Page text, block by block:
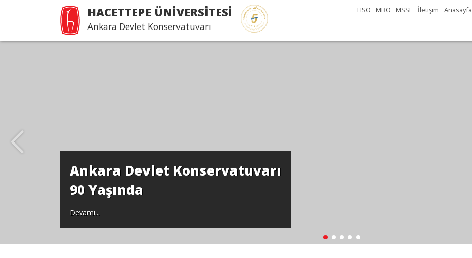
HACETTEPE ÜNİVERSİTESİ
Ankara Devlet Konservatuvarı
HSO MBO MSSL İletişim Anasayfa